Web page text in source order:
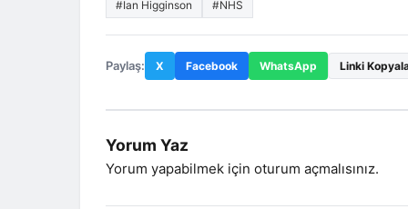
#Ian Higginson #NHS
Paylaş: X Facebook WhatsApp Linki
Yorum Yaz
Yorum yapabilmek için oturum açmalısınız.